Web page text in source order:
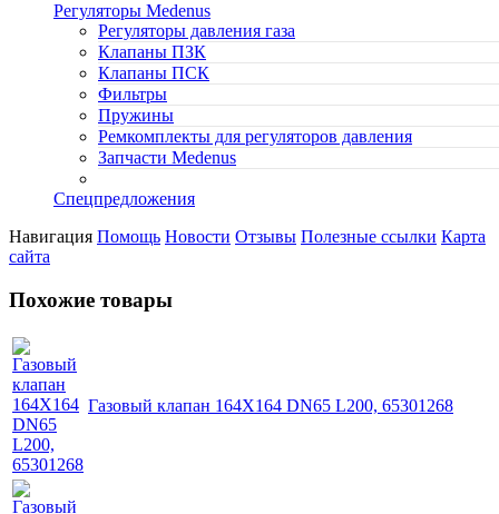
Регуляторы Medenus
Регуляторы давления газа
Клапаны ПЗК
Клапаны ПСК
Фильтры
Пружины
Ремкомплекты для регуляторов давления
Запчасти Medenus
Спецпредложения
Навигация Помощь Новости Отзывы Полезные ссылки Карта
сайта
Похожие товары
Газовый клапан 164X164 DN65 L200, 65301268